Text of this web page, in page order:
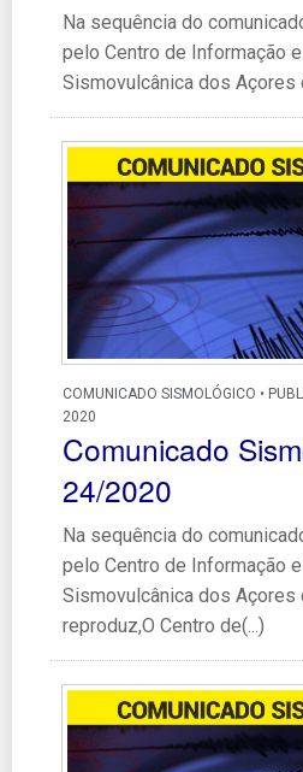
Na sequência do
pelo Centro de Informação
Sismovulcânica dos Açores
COMUNICADO SISMOLÓGICO •
2020
Comunicado
24/2020
Na sequência do
pelo Centro de Informação
Sismovulcânica dos Açores
reproduz,O Centro de(...)